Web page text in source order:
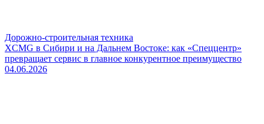
Дорожно-строительная техника
XCMG в Сибири и на Дальнем Востоке: как «Спеццентр»
превращает сервис в главное конкурентное преимущество
04.06.2026